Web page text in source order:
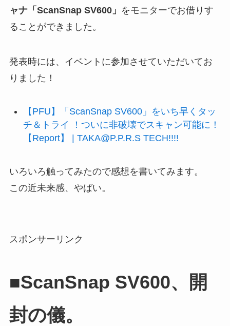
ャナ「ScanSnap SV600」 をモニターでお借りす
ることができました。
発表時には、イベントに参加させていただいてお
りました！
【PFU】「ScanSnap SV600」をいち早くタッ
チ＆トライ ！ついに非破壊でスキャン可能に！
【Report】 | TAKA@P.P.R.S TECH!!!!
いろいろ触ってみたので感想を書いてみます。
この近未来感、やばい。
スポンサーリンク
■ScanSnap SV600、開
封の儀。